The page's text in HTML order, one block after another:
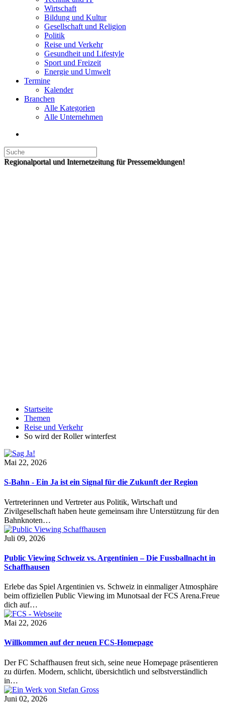
Wirtschaft
Bildung und Kultur
Gesellschaft und Religion
Politik
Reise und Verkehr
Gesundheit und Lifestyle
Sport und Freizeit
Energie und Umwelt
Termine
Kalender
Branchen
Alle Kategorien
Alle Unternehmen
Regionalportal und Internetzeitung für Pressemeldungen!
Startseite
Themen
Reise und Verkehr
So wird der Roller winterfest
Mai 22, 2026
S-Bahn - Ein Ja ist ein Signal für die Zukunft der Region
Vertreterinnen und Vertreter aus Politik, Wirtschaft und
Zivilgesellschaft haben heute gemeinsam ihre Unterstützung für den
Bahnknoten…
Juli 09, 2026
Public Viewing Schweiz vs. Argentinien – Die Fussballnacht in
Schaffhausen
Erlebe das Spiel Argentinien vs. Schweiz in einmaliger Atmosphäre
beim offiziellen Public Viewing im Munotsaal der FCS Arena.Freue
dich auf…
Mai 22, 2026
Willkommen auf der neuen FCS-Homepage
Der FC Schaffhausen freut sich, seine neue Homepage präsentieren
zu dürfen. Modern, schlicht, übersichtlich und selbstverständlich
in…
Juni 02, 2026